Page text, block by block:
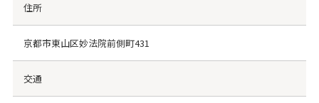
住所
京都市東山区妙法院前側町431
交通